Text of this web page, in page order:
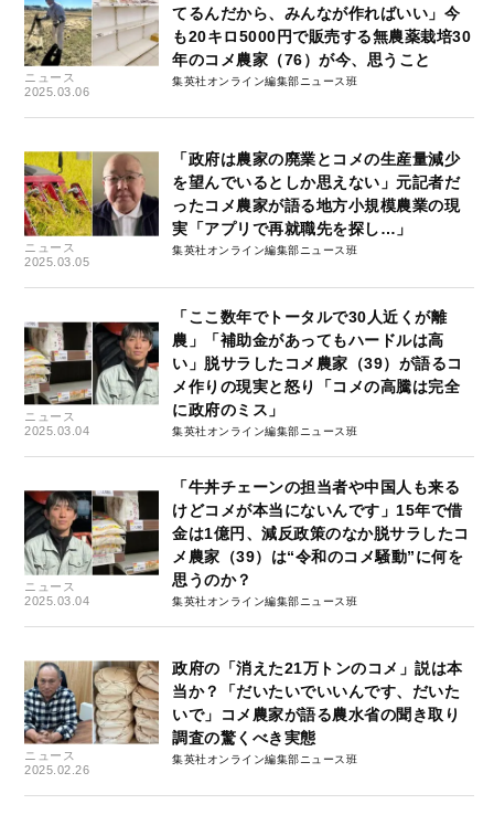
ニュース
2025.03.06
てるんだから、みんなが作ればいい」今
も20キロ5000円で販売する無農薬栽培30
年のコメ農家（76）が今、思うこと
集英社オンライン編集部ニュース班
ニュース
2025.03.05
「政府は農家の廃業とコメの生産量減少
を望んでいるとしか思えない」元記者だ
ったコメ農家が語る地方小規模農業の現
実「アプリで再就職先を探し…」
集英社オンライン編集部ニュース班
ニュース
2025.03.04
「ここ数年でトータルで30人近くが離
農」「補助金があってもハードルは高
い」脱サラしたコメ農家（39）が語るコ
メ作りの現実と怒り「コメの高騰は完全
に政府のミス」
集英社オンライン編集部ニュース班
ニュース
2025.03.04
「牛丼チェーンの担当者や中国人も来る
けどコメが本当にないんです」15年で借
金は1億円、減反政策のなか脱サラしたコ
メ農家（39）は“令和のコメ騒動”に何を
思うのか？
集英社オンライン編集部ニュース班
ニュース
2025.02.26
政府の「消えた21万トンのコメ」説は本
当か？「だいたいでいいんです、だいた
いで」コメ農家が語る農水省の聞き取り
調査の驚くべき実態
集英社オンライン編集部ニュース班